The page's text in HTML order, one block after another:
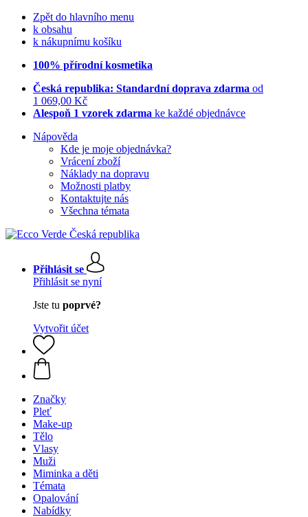
Zpět do hlavního menu
k obsahu
k nákupnímu košíku
100% přírodní kosmetika
Česká republika: Standardní doprava zdarma od
1 069,00 Kč
Alespoň 1 vzorek zdarma ke každé objednávce
Nápověda
Kde je moje objednávka?
Vrácení zboží
Náklady na dopravu
Možnosti platby
Kontaktujte nás
Všechna témata
Přihlásit se
Přihlásit se nyní
Jste tu poprvé?
Vytvořit účet
Značky
Pleť
Make-up
Tělo
Vlasy
Muži
Miminka a děti
Témata
Opalování
Nabídky